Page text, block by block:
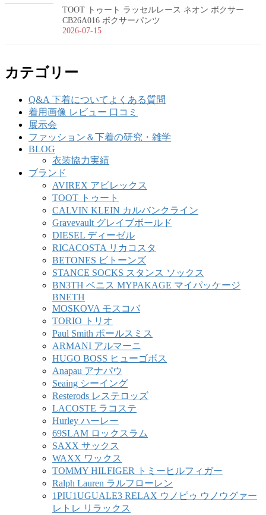
TOOT トゥート ラッセルレース ネオン ボクサー
CB26A016 ボクサーパンツ
2026-07-15
カテゴリー
Q&A 下着についてよくある質問
着用画像 レビュー 口コミ
展示会
ファッション＆下着の研究・雑学
BLOG
衣装協力実績
ブランド
AVIREX アビレックス
TOOT トゥート
CALVIN KLEIN カルバンクライン
Gravevault グレイブボールド
DIESEL ディーゼル
RICACOSTA リカコスタ
BETONES ビトーンズ
STANCE SOCKS スタンス ソックス
BN3TH ベニス MYPAKAGE マイパッケージ
BNETH
MOSKOVA モスコバ
TORIO トリオ
Paul Smith ポールスミス
ARMANI アルマーニ
HUGO BOSS ヒューゴボス
Anapau アナパウ
Seaing シーイング
Resterods レステロッズ
LACOSTE ラコステ
Hurley ハーレー
69SLAM ロックスラム
SAXX サックス
WAXX ワックス
TOMMY HILFIGER トミーヒルフィガー
Ralph Lauren ラルフローレン
1PIU1UGUALE3 RELAX ウノピゥ ウノウグァー
レトレ リラックス